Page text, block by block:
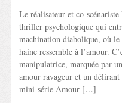
Le réalisateur et co-
thriller psychologique qui
machination diabolique, où
haine ressemble à l’amour.
manipulatrice, marquée par
amour ravageur et un
mini-série Amour […]